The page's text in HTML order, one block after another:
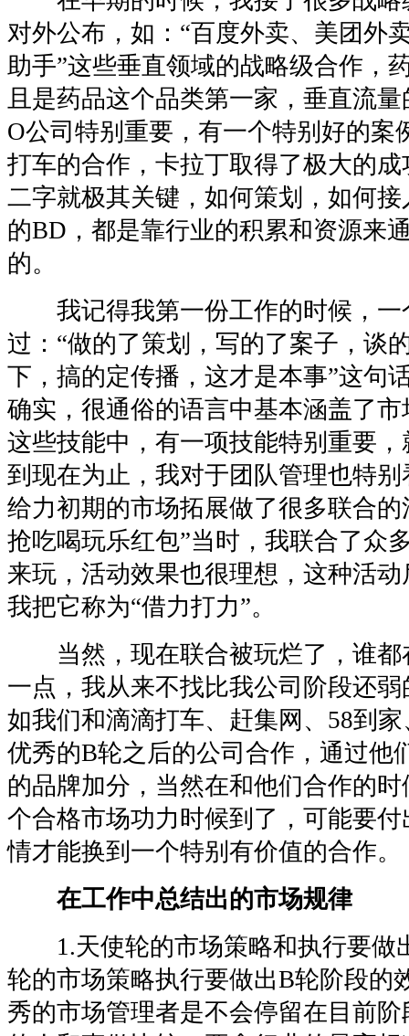
对外公布，如：“百度外卖、美团外
助手”这些垂直领域的战略级合作，
且是药品这个品类第一家，垂直流
O公司特别重要，有一个特别好的案
打车的合作，卡拉丁取得了极大的成
二字就极其关键，如何策划，如何
的BD，都是靠行业的积累和资源来
的。
我记得我第一份工作的时候，一
过：“做的了策划，写的了案子，谈
下，搞的定传播，这才是本事”这句
确实，很通俗的语言中基本涵盖了
这些技能中，有一项技能特别重要
到现在为止，我对于团队管理也特
给力初期的市场拓展做了很多联合
抢吃喝玩乐红包”当时，我联合了众
来玩，活动效果也很理想，这种活
我把它称为“借力打力”。
当然，现在联合被玩烂了，谁都
一点，我从来不找比我公司阶段还
如我们和滴滴打车、赶集网、58到
优秀的B轮之后的公司合作，通过他
的品牌加分，当然在和他们合作的
个合格市场功力时候到了，可能要
情才能换到一个特别有价值的合作。
在工作中总结出的市场规律
1.天使轮的市场策略和执行要做
轮的市场策略执行要做出B轮阶段的
秀的市场管理者是不会停留在目前